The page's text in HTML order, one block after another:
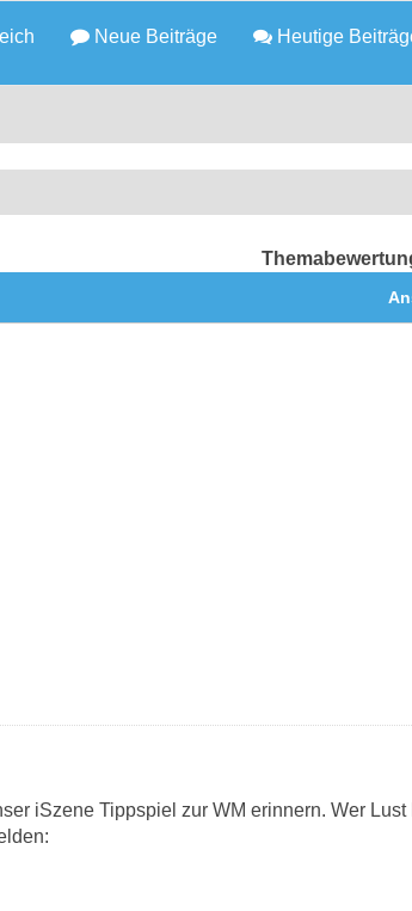
Neue Beiträge Heutige
iSzene Tippspiel zur WM erinnern. Wer Lust